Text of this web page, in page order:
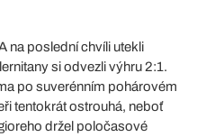
na poslední chvíli utekli
si odvezli výhru 2:1.
po suverénním pohárovém
tentokrát ostrouhá, neboť
držel poločasové